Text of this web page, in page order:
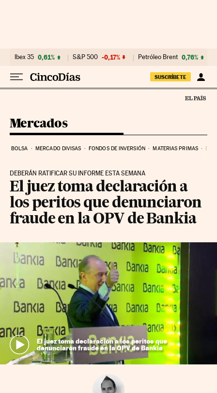
Ibex 35 0,61% S&P 500 -0,17% Petróleo Brent 0,76%
SUSCRÍBETE
Mercados
BOLSA MERCADO DIVISAS FONDOS DE INVERSIÓN MATERIAS PRIMAS
DEBERÁN RATIFICAR SU INFORME ESTA SEMANA
El juez toma declaración a
los peritos que denunciaron
fraude en la OPV de Bankia
El juez toma declaración a los peritos que
denunciaron fraude en la OPV de Bankia